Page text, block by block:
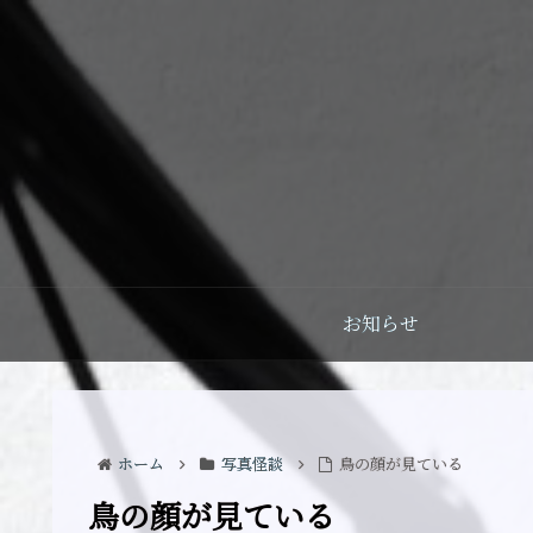
お知らせ
ホーム 写真怪談 鳥の顔が見ている
鳥の顔が見ている